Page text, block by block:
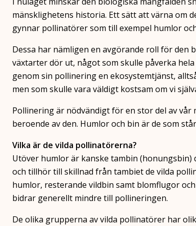
mänsklighetens historia. Ett sätt att värna om
gynnar pollinatörer som till exempel humlor
Dessa har nämligen en avgörande roll för
växtarter dör ut, något som skulle påverka
genom sin pollinering en ekosystemtjänst,
men som skulle vara väldigt kostsam om vi
Pollinering är nödvändigt för en stor del av
beroende av den. Humlor och bin är de som
Vilka är de vilda pollinatörerna?
Utöver humlor är kanske tambin
och tillhör till skillnad från tambiet de vilda
humlor, resterande vildbin samt blomflugor
bidrar generellt mindre till pollineringen.
De olika grupperna av vilda pollinatörer har